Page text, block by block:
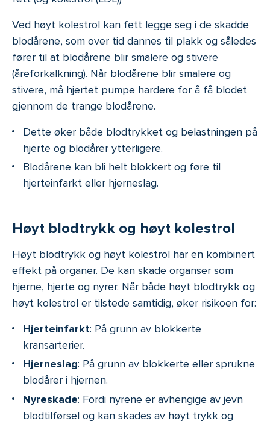
Ved høyt kolestrol kan fett legge seg i de skadde
blodårene, som over tid dannes til plakk og således
fører til at blodårene blir smalere og stivere
(åreforkalkning). Når blodårene blir smalere og
stivere, må hjertet pumpe hardere for å få blodet
gjennom de trange blodårene.
Dette øker både blodtrykket og belastningen på
hjerte og blodårer ytterligere.
Blodårene kan bli helt blokkert og føre til
hjerteinfarkt eller hjerneslag.
Høyt blodtrykk og høyt kolestrol
Høyt blodtrykk og høyt kolestrol har en kombinert
effekt på organer. De kan skade organser som
hjerne, hjerte og nyrer. Når både høyt blodtrykk og
høyt kolestrol er tilstede samtidig, øker risikoen for:
Hjerteinfarkt: På grunn av blokkerte
kransarterier.
Hjerneslag: På grunn av blokkerte eller sprukne
blodårer i hjernen.
Nyreskade: Fordi nyrene er avhengige av jevn
blodtilførsel og kan skades av høyt trykk og